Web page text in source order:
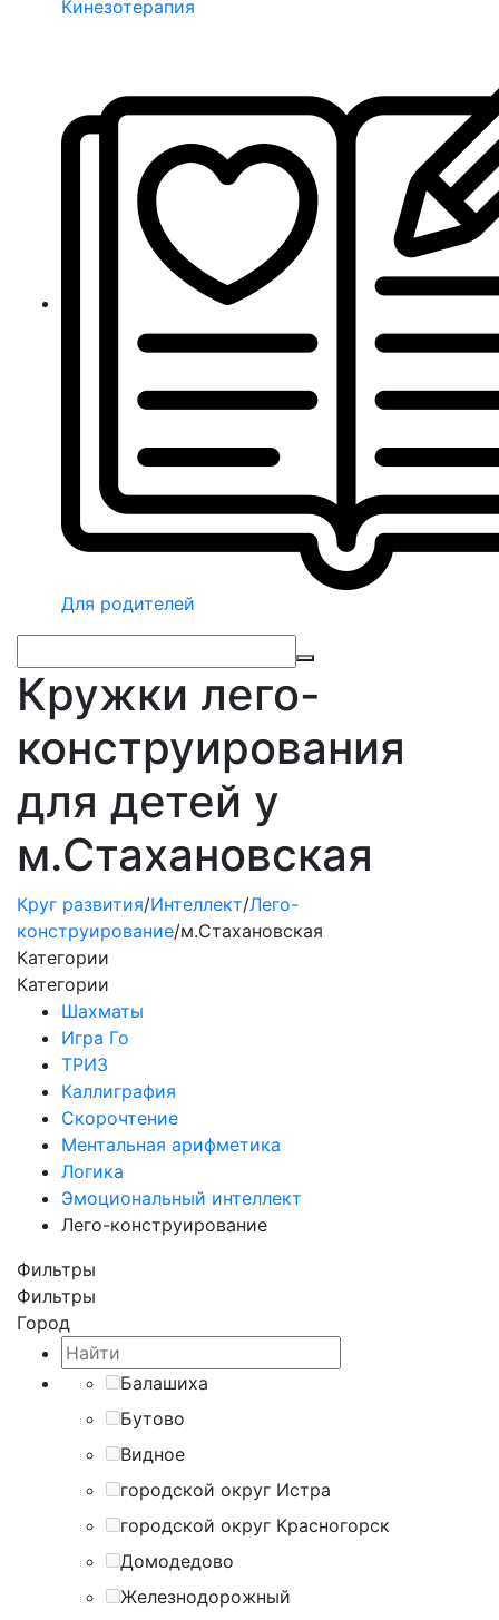
Кинезотерапия
Для родителей
Кружки лего-
конструирования
для детей у
м.Стахановская
Круг развития/Интеллект/Лего-
конструирование/м.Стахановская
Категории
Категории
Шахматы
Игра Го
ТРИЗ
Каллиграфия
Скорочтение
Ментальная арифметика
Логика
Эмоциональный интеллект
Лего-конструирование
Фильтры
Фильтры
Город
Балашиха
Бутово
Видное
городской округ Истра
городской округ Красногорск
Домодедово
Железнодорожный